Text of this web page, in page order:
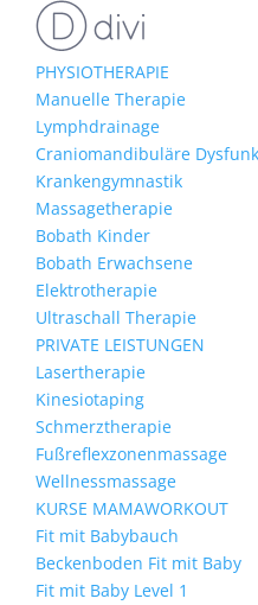
PHYSIOTHERAPIE
Manuelle Therapie
Lymphdrainage
Craniomandibuläre
Krankengymnastik
Massagetherapie
Bobath Kinder
Bobath Erwachsene
Elektrotherapie
Ultraschall Therapie
PRIVATE LEISTUNGEN
Lasertherapie
Kinesiotaping
Schmerztherapie
Fußreflexzonenmassage
Wellnessmassage
KURSE MAMAWORKOUT
Fit mit Babybauch
Beckenboden Fit mit Baby
Fit mit Baby Level 1